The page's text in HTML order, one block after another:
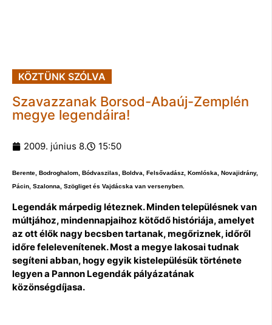
KÖZTÜNK SZÓLVA
Szavazzanak Borsod-Abaúj-Zemplén
megye legendáira!
2009. június 8. 15:50
Berente, Bodroghalom, Bódvaszilas, Boldva, Felsővadász, Komlóska, Novajidrány,
Pácin, Szalonna, Szögliget és Vajdácska van versenyben.
Legendák márpedig léteznek. Minden településnek van
múltjához, mindennapjaihoz kötődő históriája, amelyet
az ott élők nagy becsben tartanak, megőriznek, időről
időre felelevenítenek. Most a megye lakosai tudnak
segíteni abban, hogy egyik kistelepülésük története
legyen a Pannon Legendák pályázatának
közönségdíjasa.